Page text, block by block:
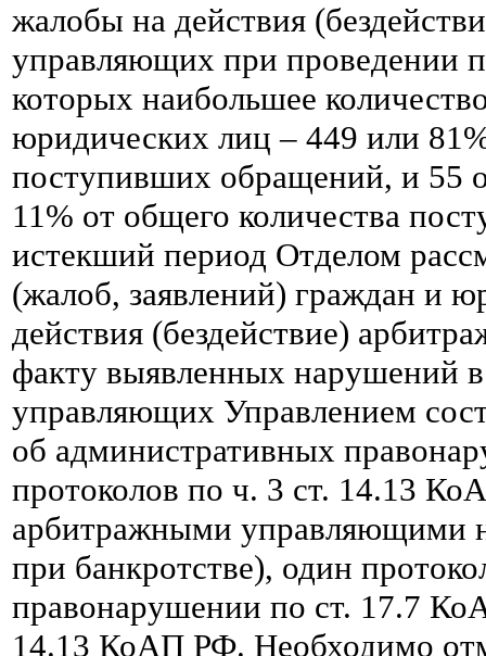
жалобы на действия
управляющих при проведении
которых наибольшее
юридических лиц – 449 или
поступивших обращений, и 55
11% от общего количества
истекший период Отделом
(жалоб, заявлений) граждан и
действия (бездействие)
факту выявленных нарушений
управляющих Управлением
об административных
протоколов по ч. 3 ст. 14.13
арбитражными управляющими
при банкротстве), один
правонарушении по ст. 17.7
14.13 КоАП РФ. Необходимо